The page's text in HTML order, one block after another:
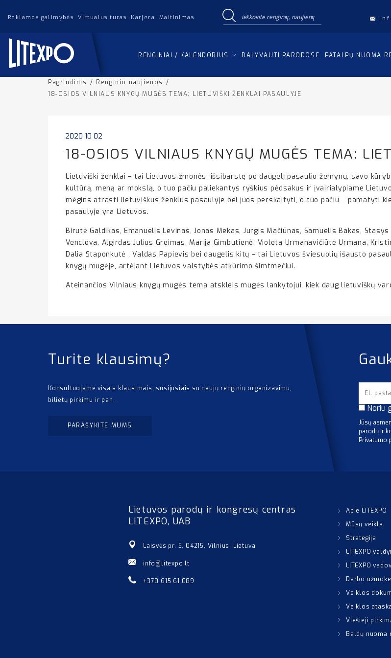
Reklamos galimybės Virtualus turas Karjera Maitinimas
RENGINIAI / KALENDORIUS DALYVAUTI PARODOSE PATALPŲ NUOMA
Pagrindinis / Renginio naujienos /
18-OSIOS VILNIAUS KNYGŲ MUGĖS TEMA: LIETUVIŠKI ŽENKLAI PASAULYJE
2020 10 02
18-OSIOS VILNIAUS KNYGŲ MUGĖS TEMA:
Lietuviški ženklai – tai Lietuvos žmonės, išsibarstę po daugelį pasaulio žemynų, savo
kultūrą, meną ar mokslą, o tuo pačiu paliekantys ryškius pėdsakus ir įvairialypiame
mėgins atrasti lietuviškus ženklus pasaulyje bei juos perskaityti, o tuo pačiu – pamatyti
pasaulyje yra Lietuvos.
Birutė Galdikas, Emanuelis Levinas, Jonas Mekas, Jurgis Mačiūnas, Samuelis Bakas,
Venclova, Algirdas Julius Greimas, Marija Gimbutienė, Violeta Urmanavičiūtė Urmana,
Dalia Staponkutė , Valdas Papievis bei daugelis kitų – tai Lietuvos šviesuolių išausto
knygų mugėje, artėjant Lietuvos valstybės atkūrimo šimtmečiui.
Ateinančios Vilniaus knygų mugės tema atskleis mugės lankytojui, kiek daug lietuviškų
Turite klausimų?
Konsultuojame visais klausimais, susijusiais su naujų renginių organizavimu,
bilietų pirkimu ir pan.
PARAŠYKITE MUMS
Noriu
Jūsų
parodų ir
Privatumo
Lietuvos parodų ir kongresų centras
LITEXPO, UAB
Laisvės pr. 5, 04215, Vilnius, Lietuva
info@litexpo.lt
+370 615 61 089
Apie LITEXPO
Mūsų veikla
Strategija
LITEXPO
LITEXPO
Darbo
Veiklos
Veiklos
Viešieji
Baldų nuoma